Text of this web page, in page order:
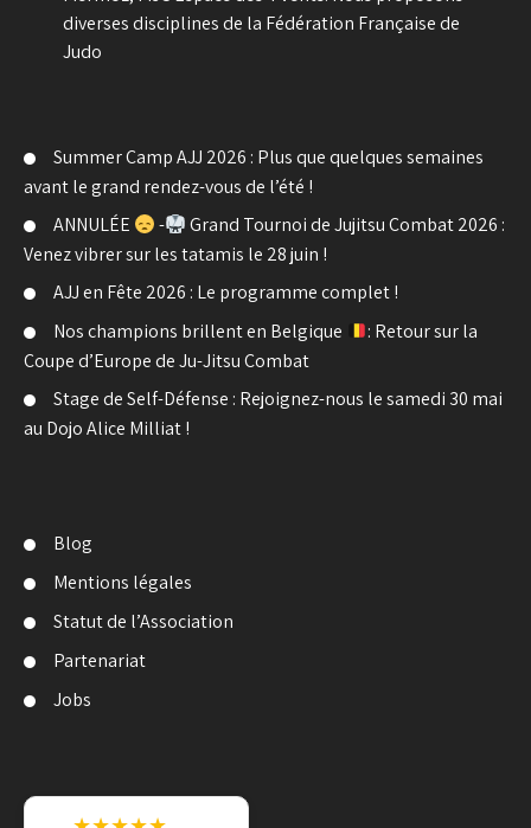
diverses disciplines de la Fédération Française de
Judo
Summer Camp AJJ 2026 : Plus que quelques semaines
avant le grand rendez-vous de l’été !
ANNULÉE
-
Grand Tournoi de Jujitsu Combat 2026 :
Venez vibrer sur les tatamis le 28 juin !
AJJ en Fête 2026 : Le programme complet !
Nos champions brillent en Belgique
: Retour sur la
Coupe d’Europe de Ju-Jitsu Combat
Stage de Self-Défense : Rejoignez-nous le samedi 30 mai
au Dojo Alice Milliat !
Blog
Mentions légales
Statut de l’Association
Partenariat
Jobs